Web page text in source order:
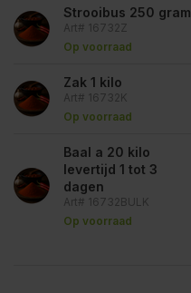
Strooibus 250 gram
Art# 16732Z
Op voorraad
Zak 1 kilo
Art# 16732K
Op voorraad
Baal a 20 kilo
levertijd 1 tot 3
dagen
Art# 16732BULK
Op voorraad